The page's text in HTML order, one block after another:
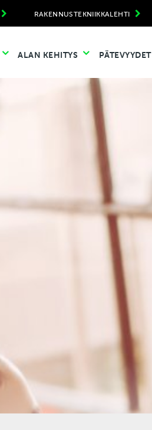
RAKENNUSTEKNIIKKALEHTI
ALAN KEHITYS PÄTEVYYDET